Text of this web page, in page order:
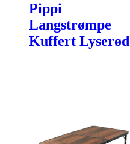
Pippi
Langstrømpe
Kuffert Lyserød